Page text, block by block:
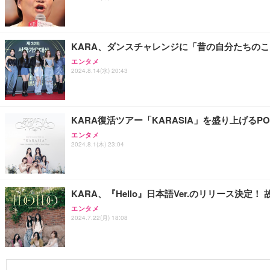
KARA、ダンスチャレンジに「昔の自分たちの
エンタメ
2024.8.14(水) 20:43
KARA復活ツアー「KARASIA」を盛り上げる
エンタメ
2024.8.1(木) 23:04
KARA、『Hello』日本語Ver.のリリース決定！
エンタメ
2024.7.22(月) 18:08